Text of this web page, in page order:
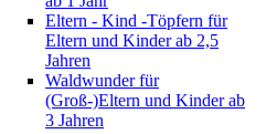
Eltern - Kind -Töpfern für
Eltern und Kinder ab 2,5
Jahren
Waldwunder für
(Groß-)Eltern und Kinder ab
3 Jahren